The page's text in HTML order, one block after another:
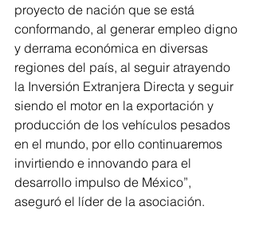
proyecto de nación que se está
conformando, al generar empleo digno
y derrama económica en diversas
regiones del país, al seguir atrayendo
la Inversión Extranjera Directa y seguir
siendo el motor en la exportación y
producción de los vehículos pesados
en el mundo, por ello continuaremos
invirtiendo e innovando para el
desarrollo impulso de México”,
aseguró el líder de la asociación.